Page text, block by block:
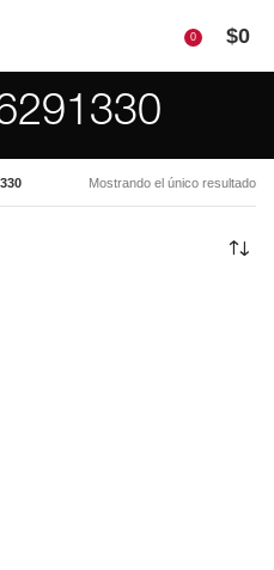
0 $0
Mostrando el único resultado